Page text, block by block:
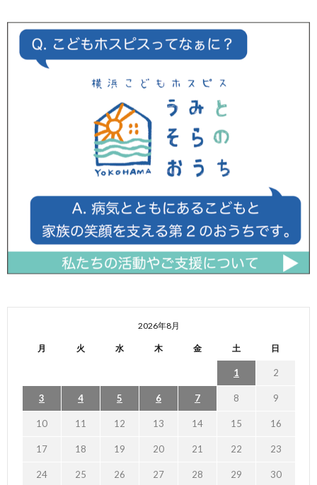
2026年8月
月 火 水 木 金 土 日
1 2
3 4 5 6 7 8 9
10 11 12 13 14 15 16
17 18 19 20 21 22 23
24 25 26 27 28 29 30